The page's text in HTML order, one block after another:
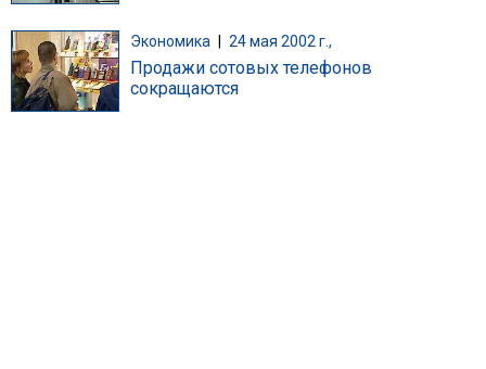
Экономика | 24 мая 2002 г.,
Продажи сотовых телефонов
сокращаются